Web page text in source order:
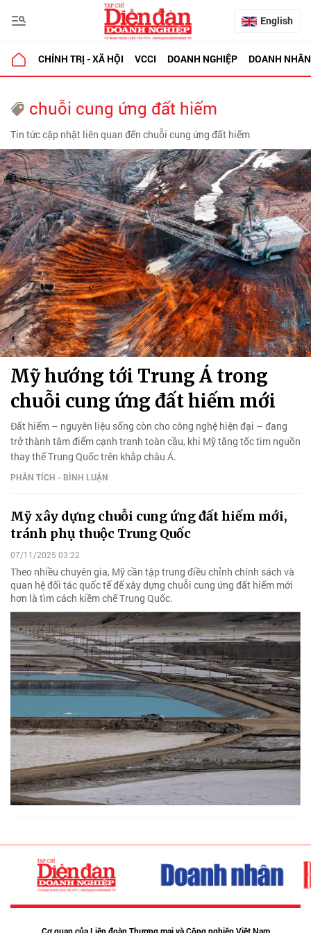
English
CHÍNH TRỊ - XÃ HỘI VCCI DOANH NGHIỆP DOANH NHÂN
chuỗi cung ứng đất hiếm
Tin tức cập nhật liên quan đến chuỗi cung ứng đất hiếm
Mỹ hướng tới Trung Á trong
chuỗi cung ứng đất hiếm mới
Đất hiếm – nguyên liệu sống còn cho công nghệ hiện đại – đang
trở thành tâm điểm cạnh tranh toàn cầu, khi Mỹ tăng tốc tìm nguồn
thay thế Trung Quốc trên khắp châu Á.
PHÂN TÍCH - BÌNH LUẬN
Mỹ xây dựng chuỗi cung ứng đất hiếm mới,
tránh phụ thuộc Trung Quốc
07/11/2025 03:22
Theo nhiều chuyên gia, Mỹ cần tập trung điều chỉnh chính sách và
quan hệ đối tác quốc tế để xây dựng chuỗi cung ứng đất hiếm mới
hơn là tìm cách kiềm chế Trung Quốc.